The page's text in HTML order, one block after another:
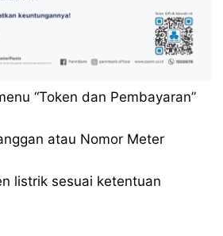
“Token dan Pembayaran”
atau Nomor Meter
listrik sesuai ketentuan